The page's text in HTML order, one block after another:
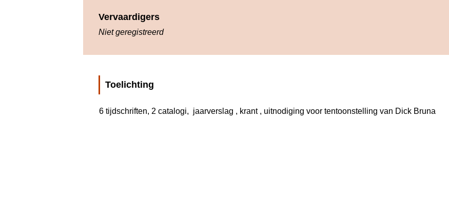
Vervaardigers
Niet geregistreerd
Toelichting
6 tijdschriften, 2 catalogi,  jaarverslag , krant , uitnodiging voor tentoonstelling van Dick Bruna